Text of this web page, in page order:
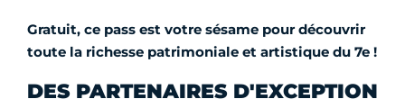
Gratuit, ce pass est votre sésame pour découvrir
toute la richesse patrimoniale et artistique du 7e !
DES PARTENAIRES D'EXCEPTION